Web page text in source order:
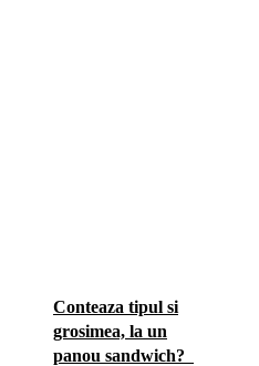
Conteaza tipul si
grosimea, la un
panou sandwich?